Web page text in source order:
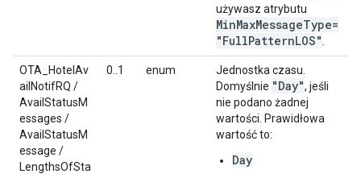
używasz atrybutu
MinMaxMessageType=
"FullPatternLOS"
OTA_HotelAv
ailNotifRQ /
AvailStatusM
essages /
AvailStatusM
essage /
LengthsOfSta
0..1 enum
Jednostka czasu.
Domyślnie "Day", jeśli
nie podano żadnej
wartości. Prawidłowa
wartość to:
Day